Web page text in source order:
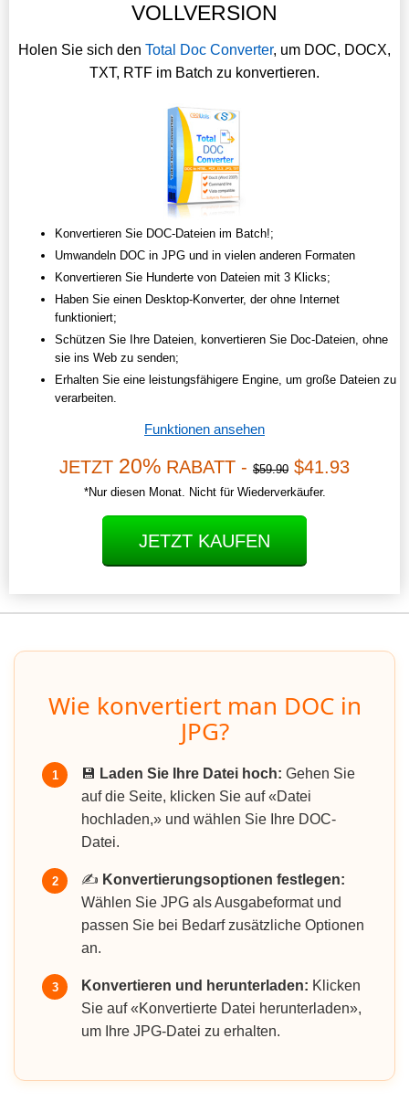
VOLLVERSION
Holen Sie sich den Total Doc Converter, um DOC, DOCX,
TXT, RTF im Batch zu konvertieren.
Konvertieren Sie DOC-Dateien im Batch!;
Umwandeln DOC in JPG und in vielen anderen Formaten
Konvertieren Sie Hunderte von Dateien mit 3 Klicks;
Haben Sie einen Desktop-Konverter, der ohne Internet
funktioniert;
Schützen Sie Ihre Dateien, konvertieren Sie Doc-Dateien, ohne
sie ins Web zu senden;
Erhalten Sie eine leistungsfähigere Engine, um große Dateien zu
verarbeiten.
Funktionen ansehen
JETZT 20% RABATT - $59.90 $41.93
*Nur diesen Monat. Nicht für Wiederverkäufer.
JETZT KAUFEN
Wie konvertiert man DOC in
JPG?
1 💾 Laden Sie Ihre Datei hoch: Gehen Sie
auf die Seite, klicken Sie auf «Datei
hochladen,» und wählen Sie Ihre DOC-
Datei.
2 ✍️ Konvertierungsoptionen festlegen:
Wählen Sie JPG als Ausgabeformat und
passen Sie bei Bedarf zusätzliche Optionen
an.
3 Konvertieren und herunterladen: Klicken
Sie auf «Konvertierte Datei herunterladen»,
um Ihre JPG-Datei zu erhalten.